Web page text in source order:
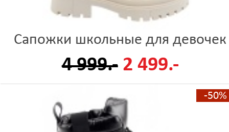
Сапожки школьные для девочек
4 999.- 2 499.-
-50%